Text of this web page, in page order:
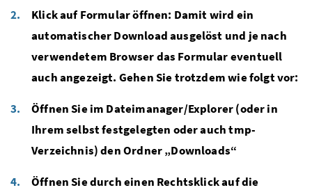
Klick auf Formular öffnen: Damit wird ein
automatischer Download ausgelöst und je nach
verwendetem Browser das Formular eventuell
auch angezeigt. Gehen Sie trotzdem wie folgt vor:
Öffnen Sie im Dateimanager/Explorer (oder in
Ihrem selbst festgelegten oder auch tmp-
Verzeichnis) den Ordner „Downloads“
Öffnen Sie durch einen Rechtsklick auf die